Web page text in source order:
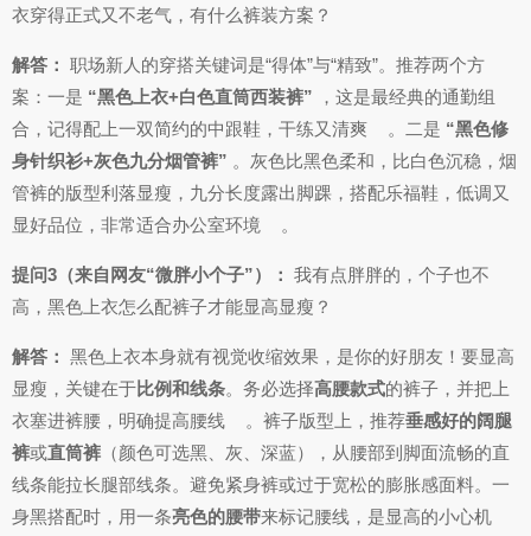
衣穿得正式又不老气，有什么裤装方案？
解答： 职场新人的穿搭关键词是“得体”与“精致”。推荐两个方
案：一是 “黑色上衣+白色直筒西装裤” ，这是最经典的通勤组
合，记得配上一双简约的中跟鞋，干练又清爽
。二是 “黑色修
身针织衫+灰色九分烟管裤” 。灰色比黑色柔和，比白色沉稳，烟
管裤的版型利落显瘦，九分长度露出脚踝，搭配乐福鞋，低调又
显好品位，非常适合办公室环境
。
提问3（来自网友“微胖小个子”）： 我有点胖胖的，个子也不
高，黑色上衣怎么配裤子才能显高显瘦？
解答： 黑色上衣本身就有视觉收缩效果，是你的好朋友！要显高
显瘦，关键在于比例和线条。务必选择高腰款式的裤子，并把上
衣塞进裤腰，明确提高腰线
。裤子版型上，推荐垂感好的阔腿
裤或直筒裤 （颜色可选黑、灰、深蓝），从腰部到脚面流畅的直
线条能拉长腿部线条。避免紧身裤或过于宽松的膨胀感面料。一
身黑搭配时，用一条亮色的腰带来标记腰线，是显高的小心机